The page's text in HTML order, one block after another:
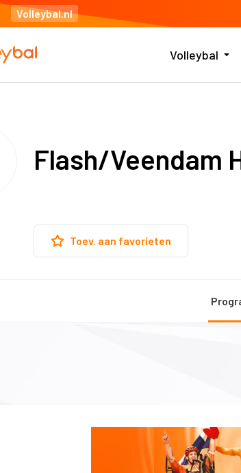
Volleybal.nl
Volleybal
Flash/Veendam
Toev. aan favorieten